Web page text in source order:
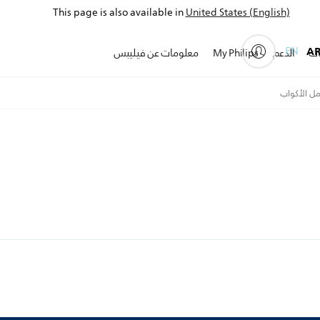
This page is also available inUnited States (English)
الدعم My Philips معلومات عن فيليبس EN
الأكواب